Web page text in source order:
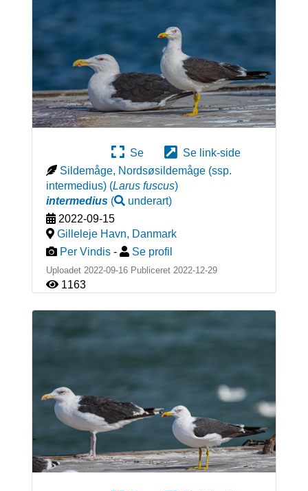
Se
Se link-side
Sildemåge, Nordsøsildemåge (ssp.
intermedius) (Larus fuscus)
intermedius( underart)
2022-09-15
Gilleleje Havn, Danmark
Per Vindis - Se profil
Uploadet 2022-09-16 Publiceret 2022-12-29
1163